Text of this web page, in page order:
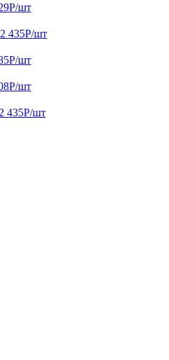
Р/шт
2 435Р/шт
Р/шт
Р/шт
2 435Р/шт